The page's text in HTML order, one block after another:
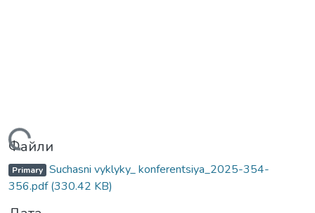
Файли
Primary Suchasni vyklyky_ konferentsiya_2025-354-
356.pdf(330.42 KB)